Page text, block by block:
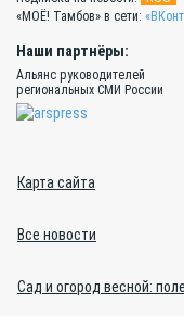
«МОЁ! Тамбов» в сети:
Наши партнёры:
Альянс руководителей
региональных СМИ России
Карта сайта
Все новости
Сад и огород весной: